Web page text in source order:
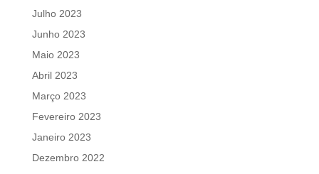
Julho 2023
Junho 2023
Maio 2023
Abril 2023
Março 2023
Fevereiro 2023
Janeiro 2023
Dezembro 2022